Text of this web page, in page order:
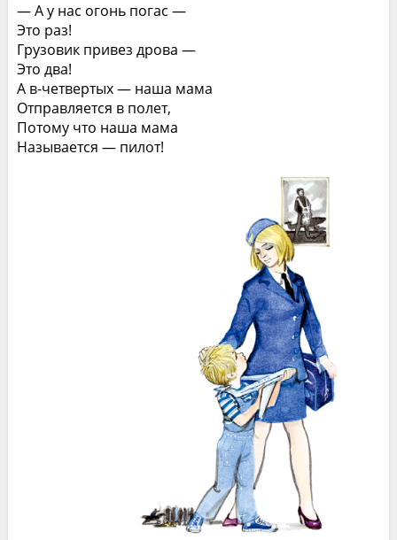
— А у нас огонь погас —
Это раз!
Грузовик привез дрова —
Это два!
А в-четвертых — наша мама
Отправляется в полет,
Потому что наша мама
Называется — пилот!